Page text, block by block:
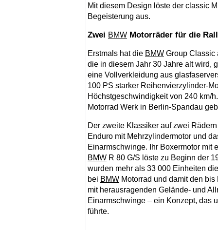
Mit diesem Design löste der classic
Begeisterung aus.
Zwei BMW Motorräder für die
Erstmals hat die BMW Group Classic
die in diesem Jahr 30 Jahre alt wird,
eine Vollverkleidung aus
100 PS starker Reihenvierzylinder-
Höchstgeschwindigkeit von 240 km/
Motorrad Werk in Berlin-Spandau
Der zweite Klassiker auf zwei
Enduro mit Mehrzylindermotor und
Einarmschwinge. Ihr Boxermotor mit
BMW R 80 G/S löste zu Beginn der
wurden mehr als 33 000 Einheiten
bei BMW Motorrad und damit den
mit herausragenden Gelände- und
Einarmschwinge – ein Konzept, das
führte.